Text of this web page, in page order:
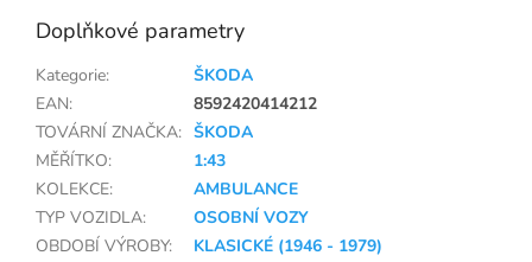
Doplňkové parametry
Kategorie:
ŠKODA
EAN:
8592420414212
TOVÁRNÍ ZNAČKA: ŠKODA
MĚŘÍTKO:
1:43
KOLEKCE:
AMBULANCE
TYP VOZIDLA:
OSOBNÍ VOZY
OBDOBÍ VÝROBY:
KLASICKÉ (1946 - 1979)